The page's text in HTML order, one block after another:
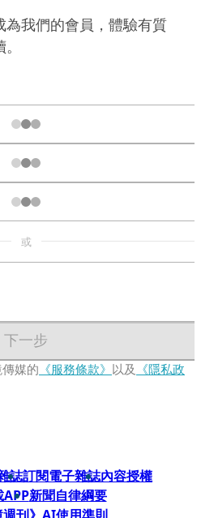
我們的會員，體驗有質
或
下一步
媒的 《服務條款》 以及 《隱私政
誌訂閱電子雜誌內容授權
APP新聞自律綱要